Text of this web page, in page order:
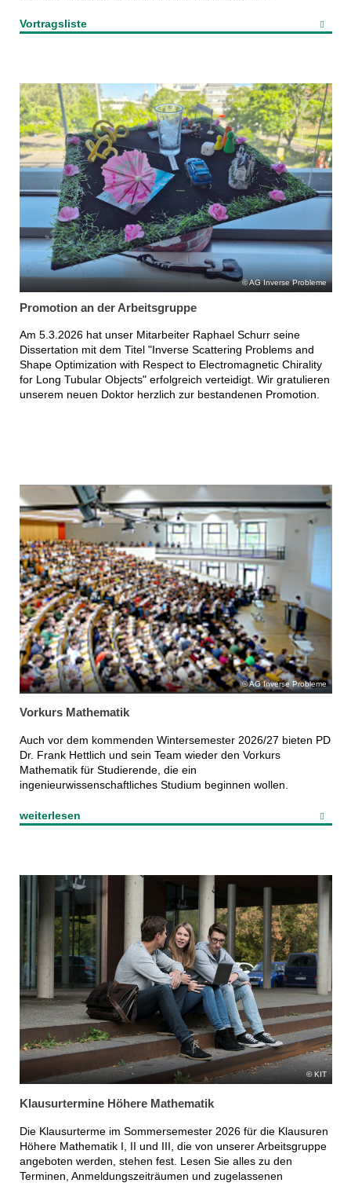
Vortragsliste
AG Inverse Probleme
Promotion an der Arbeitsgruppe
Am 5.3.2026 hat unser Mitarbeiter Raphael Schurr seine
Dissertation mit dem Titel "Inverse Scattering Problems and
Shape Optimization with Respect to Electromagnetic Chirality
for Long Tubular Objects" erfolgreich verteidigt. Wir gratulieren
unserem neuen Doktor herzlich zur bestandenen Promotion.
AG Inverse Probleme
Vorkurs Mathematik
Auch vor dem kommenden Wintersemester 2026/27 bieten PD
Dr. Frank Hettlich und sein Team wieder den Vorkurs
Mathematik für Studierende, die ein
ingenieurwissenschaftliches Studium beginnen wollen.
weiterlesen
KIT
Klausurtermine Höhere Mathematik
Die Klausurterme im Sommersemester 2026 für die Klausuren
Höhere Mathematik I, II und III, die von unserer Arbeitsgruppe
angeboten werden, stehen fest. Lesen Sie alles zu den
Terminen, Anmeldungszeiträumen und zugelassenen